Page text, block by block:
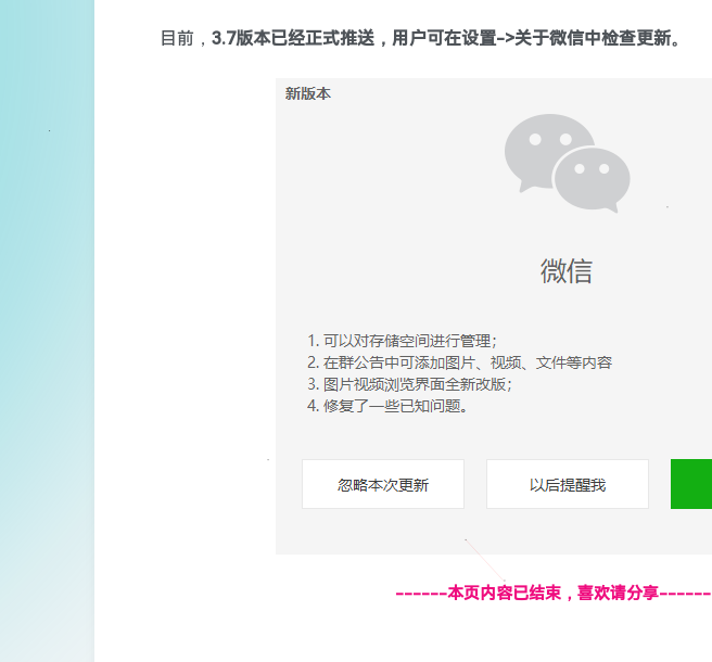
目前， 3.7版本已经正式推送，用户可在设置->关于微信中检查更新。
------本页内容已结束，喜欢请分享------